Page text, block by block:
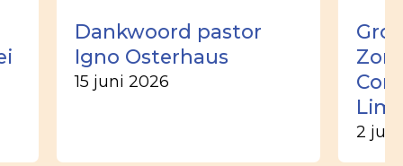
Dankwoord pastor
Igno Osterhaus
15 juni 2026
2